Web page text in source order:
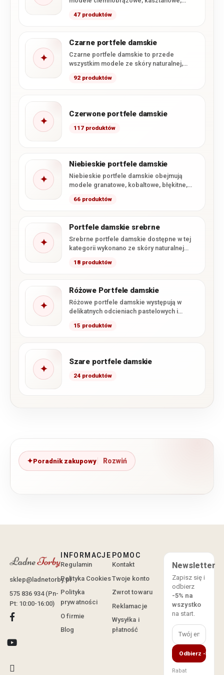
ciepłe odcienie beżu.…
47 produktów
✦
Czarne portfele damskie
Czarne portfele damskie to przede
wszystkim modele ze skóry naturalnej,
92 produktów
✦
Czerwone portfele damskie
117 produktów
✦
Niebieskie portfele damskie
Niebieskie portfele damskie obejmują
modele granatowe, kobaltowe, błękitne,
kategorii dominują portfele ze…
66 produktów
✦
Portfele damskie srebrne
Srebrne portfele damskie dostępne w tej
kategorii wykonano ze skóry naturalnej
obejmuje…
18 produktów
✦
Różowe Portfele damskie
Różowe portfele damskie występują w
delikatnych odcieniach pastelowych i
intensywnym…
15 produktów
✦
Szare portfele damskie
24 produktów
Poradnik zakupowy
sklep@ladnetorby.pl
575 836 934 (Pn-
Pt: 10:00-16:00)
INFORMACJE
Regulamin
Polityka Cookies
Polityka
prywatności
O firmie
Blog
POMOC
Kontakt
Twoje konto
Zwrot towaru
Reklamacje
Wysyłka i
płatność
Newsletter
Zapisz się i
odbierz
-5% na
wszystko
na start.
Odbierz -5%
Rabat